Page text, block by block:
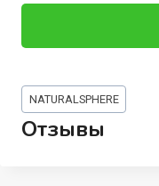
Метки
записи:
NATURALSPHERE
Отзывы